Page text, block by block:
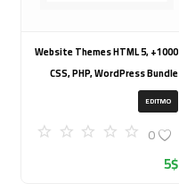
1000+ Website Themes HTML 5,
CSS, PHP, WordPress Bundle
20240917T145511Z 001 (ZIP)
EDITMO
0
5$